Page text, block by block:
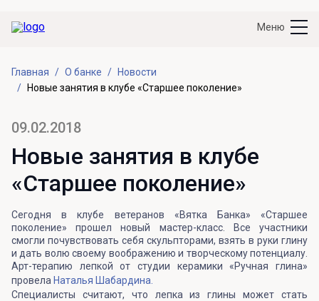
Меню
Главная О банке
Новости
Новые занятия в клубе «Старшее поколение»
09.02.2018
Новые занятия в клубе
«Старшее поколение»
Сегодня в клубе ветеранов «Вятка Банка» «Старшее
поколение» прошел новый мастер-класс. Все участники
смогли почувствовать себя скульпторами, взять в руки глину
и дать волю своему воображению и творческому потенциалу.
Арт-терапию лепкой от студии керамики «Ручная глина»
провела Наталья Шабардина.
Специалисты считают, что лепка из глины может стать